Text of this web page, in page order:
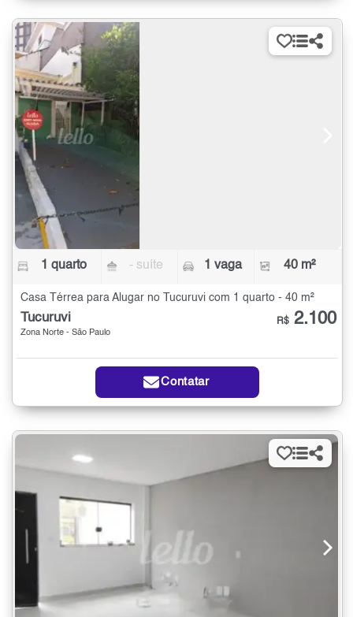
1 quarto - suíte 1 vaga 40 m²
Casa Térrea para Alugar no Tucuruvi com 1 quarto - 40 m²
Tucuruvi
Zona Norte - São Paulo
R$ 2.100
Contatar